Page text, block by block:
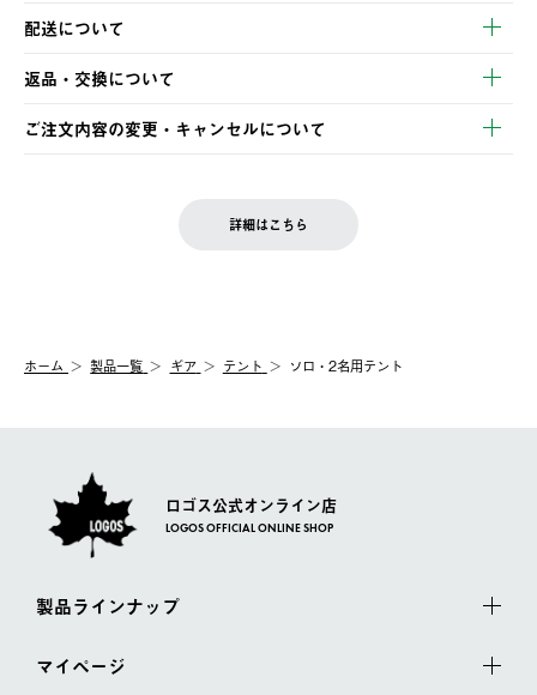
以下のいずれかの方法でお支払いいただけます。
・クレジットカード決済
・コンビニ決済
・Pay-easy決済
配送について
【発送スケジュール】
ご注文・ご入金完了より2営業日以内に商品を発送いたします。
土日祝の発送はございませんので、木曜日以降のご注文は週明け
の発送となる場合がございます。
【配送業者】
佐川急便にて配送されます。
返品・交換について
※お客様都合の場合
お客様都合の返品にかかる送料は、お客様ご負担とさせていただ
一度お手元の商品を返品いただき、ご希望商品を再注文してくだ
ご注文内容の変更・キャンセルについて
LOGOS FAMILY会員の方は、会員マイページ内 購入履歴画面に
詳細はこちら
ホーム 製品一覧 ギア テント ソロ・2名用テント
ロゴス公式オンライン店
LOGOS OFFICIAL ONLINE SHOP
製品ラインナップ
マイページ